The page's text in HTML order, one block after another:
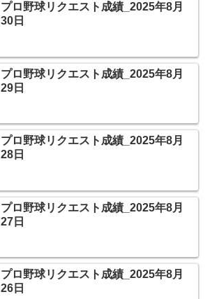
プロ野球リクエスト成績_2025年8月
30日
プロ野球リクエスト成績_2025年8月
29日
プロ野球リクエスト成績_2025年8月
28日
プロ野球リクエスト成績_2025年8月
27日
プロ野球リクエスト成績_2025年8月
26日